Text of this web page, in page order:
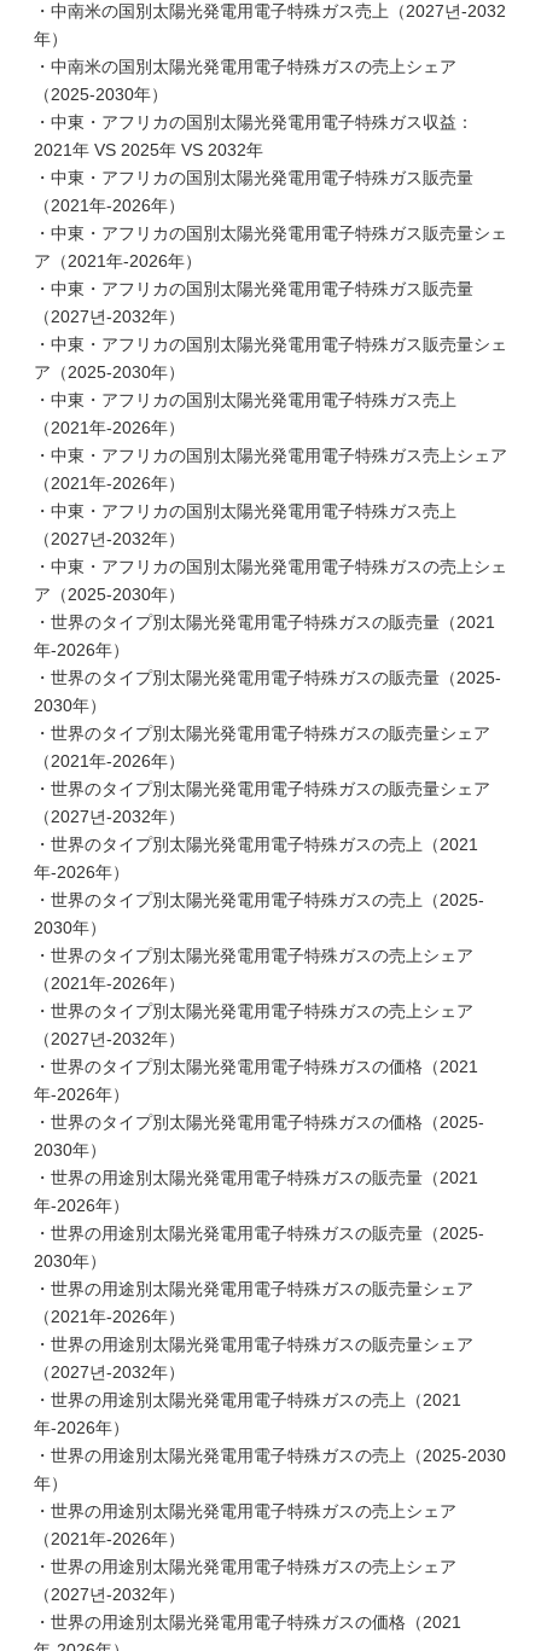
・中南米の国別太陽光発電用電子特殊ガス売上（2027년-2032
年）
・中南米の国別太陽光発電用電子特殊ガスの売上シェア
（2025-2030年）
・中東・アフリカの国別太陽光発電用電子特殊ガス収益：
2021年 VS 2025年 VS 2032年
・中東・アフリカの国別太陽光発電用電子特殊ガス販売量
（2021年-2026年）
・中東・アフリカの国別太陽光発電用電子特殊ガス販売量シェ
ア（2021年-2026年）
・中東・アフリカの国別太陽光発電用電子特殊ガス販売量
（2027년-2032年）
・中東・アフリカの国別太陽光発電用電子特殊ガス販売量シェ
ア（2025-2030年）
・中東・アフリカの国別太陽光発電用電子特殊ガス売上
（2021年-2026年）
・中東・アフリカの国別太陽光発電用電子特殊ガス売上シェア
（2021年-2026年）
・中東・アフリカの国別太陽光発電用電子特殊ガス売上
（2027년-2032年）
・中東・アフリカの国別太陽光発電用電子特殊ガスの売上シェ
ア（2025-2030年）
・世界のタイプ別太陽光発電用電子特殊ガスの販売量（2021
年-2026年）
・世界のタイプ別太陽光発電用電子特殊ガスの販売量（2025-
2030年）
・世界のタイプ別太陽光発電用電子特殊ガスの販売量シェア
（2021年-2026年）
・世界のタイプ別太陽光発電用電子特殊ガスの販売量シェア
（2027년-2032年）
・世界のタイプ別太陽光発電用電子特殊ガスの売上（2021
年-2026年）
・世界のタイプ別太陽光発電用電子特殊ガスの売上（2025-
2030年）
・世界のタイプ別太陽光発電用電子特殊ガスの売上シェア
（2021年-2026年）
・世界のタイプ別太陽光発電用電子特殊ガスの売上シェア
（2027년-2032年）
・世界のタイプ別太陽光発電用電子特殊ガスの価格（2021
年-2026年）
・世界のタイプ別太陽光発電用電子特殊ガスの価格（2025-
2030年）
・世界の用途別太陽光発電用電子特殊ガスの販売量（2021
年-2026年）
・世界の用途別太陽光発電用電子特殊ガスの販売量（2025-
2030年）
・世界の用途別太陽光発電用電子特殊ガスの販売量シェア
（2021年-2026年）
・世界の用途別太陽光発電用電子特殊ガスの販売量シェア
（2027년-2032年）
・世界の用途別太陽光発電用電子特殊ガスの売上（2021
年-2026年）
・世界の用途別太陽光発電用電子特殊ガスの売上（2025-2030
年）
・世界の用途別太陽光発電用電子特殊ガスの売上シェア
（2021年-2026年）
・世界の用途別太陽光発電用電子特殊ガスの売上シェア
（2027년-2032年）
・世界の用途別太陽光発電用電子特殊ガスの価格（2021